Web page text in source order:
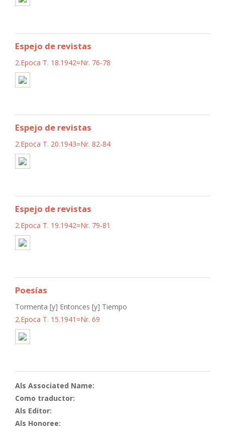
Espejo de revistas
2.Epoca T. 18.1942=Nr. 76-78
Espejo de revistas
2.Epoca T. 20.1943=Nr. 82-84
Espejo de revistas
2.Epoca T. 19.1942=Nr. 79-81
Poesías
Tormenta [y] Entonces [y] Tiempo
2.Epoca T. 15.1941=Nr. 69
Als Associated Name:
Como traductor:
Als Editor:
Als Honoree: